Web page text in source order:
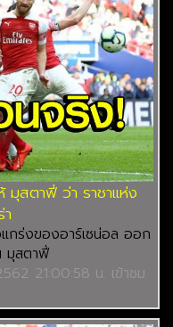
มุสตาฟี่ ว่า ราชาแห่ง
กร่งของ​อาร์เซน่อล ออก
มุสตาฟี่
21:00:58 น. เข้าชม